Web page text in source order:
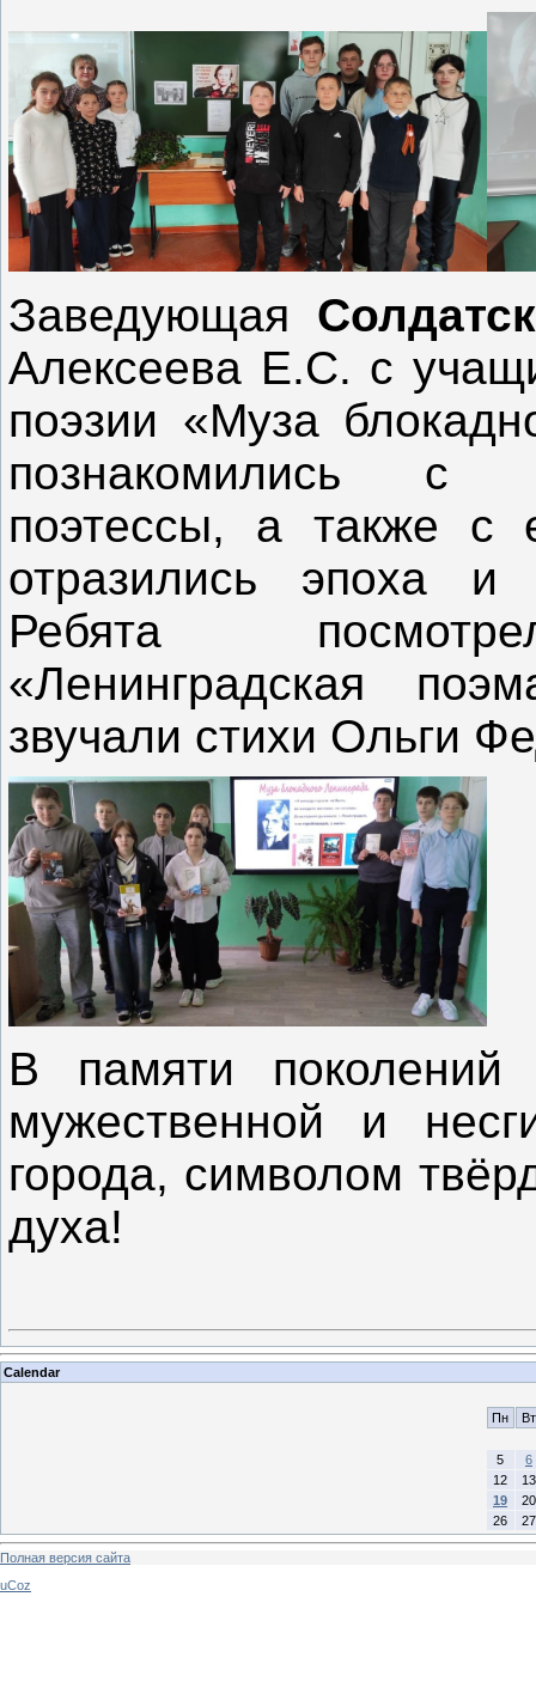
Заведующая
Алексеева Е.С. с
поэзии «Муза
познакомились с
поэтессы, а также с
отразились эпоха и
Ребята
«Ленинградская
звучали стихи Ольги
В памяти
мужественной и
города, символом
духа!
Calendar
Пн Вт
5
6
12
13
19
20
26
27
Полная версия сайта
uCoz